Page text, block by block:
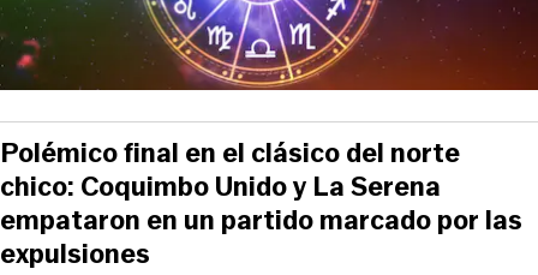
Polémico final en el clásico del norte
chico: Coquimbo Unido y La Serena
empataron en un partido marcado por las
expulsiones